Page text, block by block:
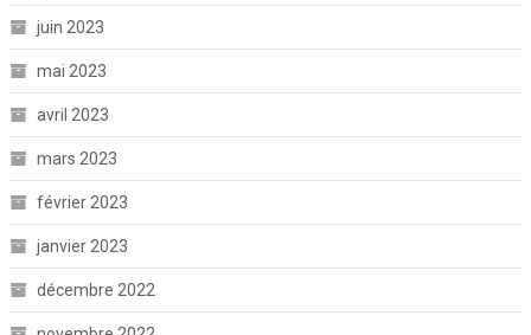
juin 2023
mai 2023
avril 2023
mars 2023
février 2023
janvier 2023
décembre 2022